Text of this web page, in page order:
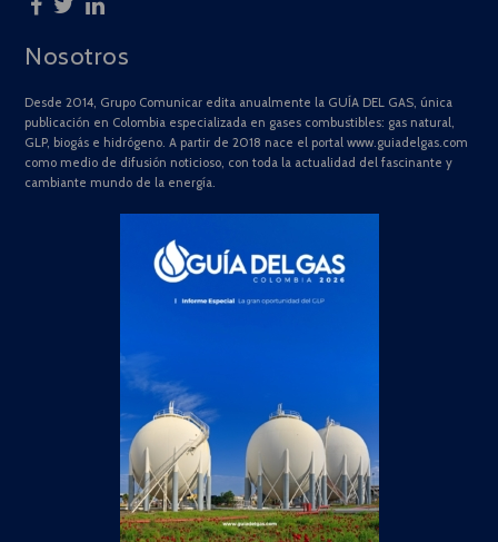
Nosotros
Desde 2014, Grupo Comunicar edita anualmente la GUÍA DEL GAS, única
publicación en Colombia especializada en gases combustibles: gas natural,
GLP, biogás e hidrógeno. A partir de 2018 nace el portal www.guiadelgas.com
como medio de difusión noticioso, con toda la actualidad del fascinante y
cambiante mundo de la energía.